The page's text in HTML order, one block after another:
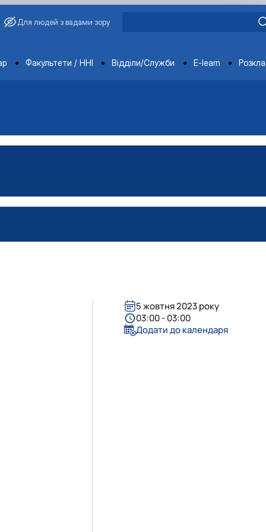
Для людей з вадами зору
Факультети / ННІ Відділи/Служби E-learn
5 жовтня 2023 року
03:00 - 03:00
Додати до календаря